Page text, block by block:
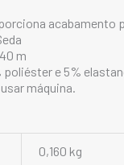
acabamento
m
e 5%
máquina.
0,160 kg